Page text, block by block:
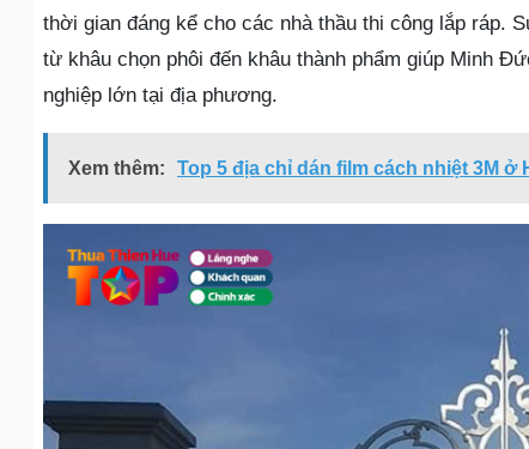
thời gian đáng kể cho các nhà thầu thi công lắp ráp.
từ khâu chọn phôi đến khâu thành phẩm giúp Minh
nghiệp lớn tại địa phương.
Xem thêm: Top 5 địa chỉ dán film cách nhiệt 3M ở